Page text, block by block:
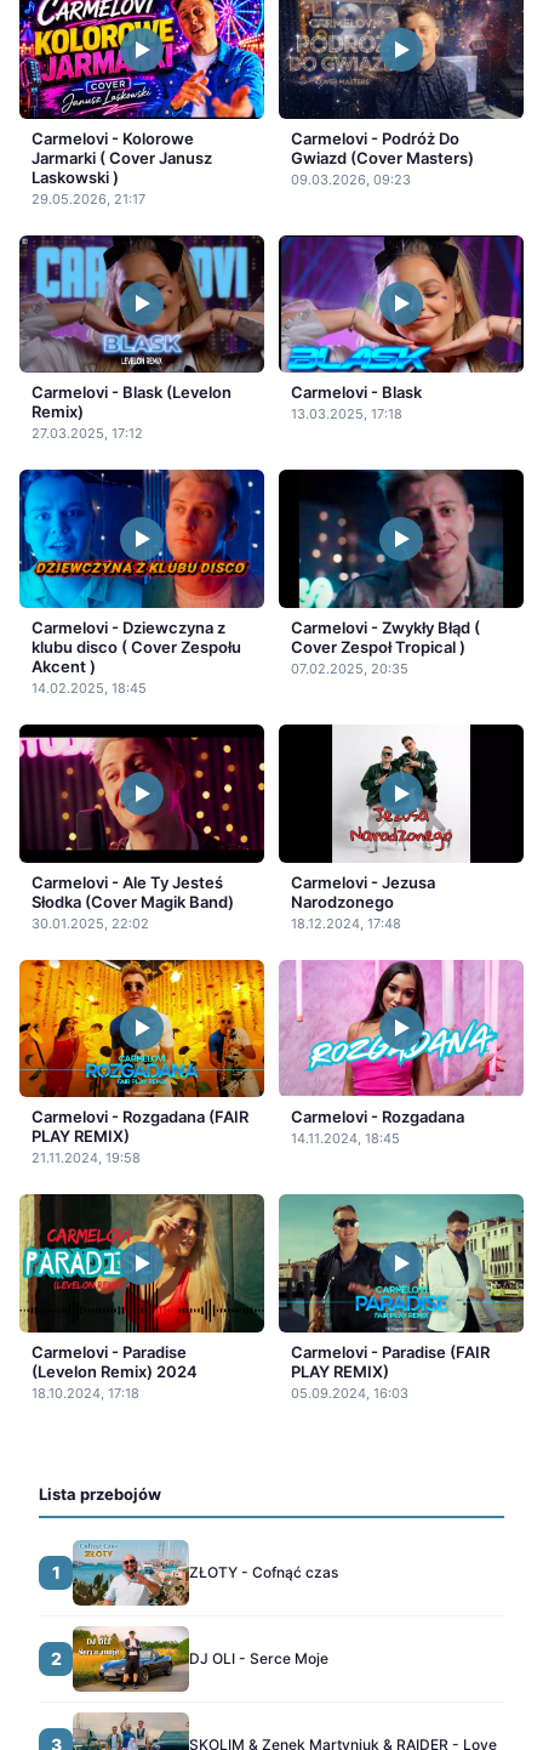
Carmelovi - Kolorowe
Jarmarki ( Cover Janusz
Laskowski )
29.05.2026, 21:17
Carmelovi - Podróż Do
Gwiazd (Cover Masters)
09.03.2026, 09:23
Carmelovi - Blask (Levelon
Remix)
27.03.2025, 17:12
Carmelovi - Blask
13.03.2025, 17:18
Carmelovi - Dziewczyna z
klubu disco ( Cover Zespołu
Akcent )
14.02.2025, 18:45
Carmelovi - Zwykły Błąd (
Cover Zespoł Tropical )
07.02.2025, 20:35
Carmelovi - Ale Ty Jesteś
Słodka (Cover Magik Band)
30.01.2025, 22:02
Carmelovi - Jezusa
Narodzonego
18.12.2024, 17:48
Carmelovi - Rozgadana (FAIR
PLAY REMIX)
21.11.2024, 19:58
Carmelovi - Rozgadana
14.11.2024, 18:45
Carmelovi - Paradise
(Levelon Remix) 2024
18.10.2024, 17:18
Carmelovi - Paradise (FAIR
PLAY REMIX)
05.09.2024, 16:03
Lista przebojów
1 ZŁOTY - Cofnąć czas
2 DJ OLI - Serce Moje
3 SKOLIM & Zenek Martyniuk & RAIDER - Love